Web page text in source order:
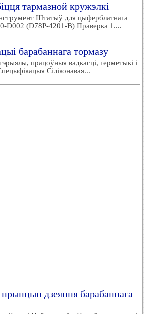
тармазной кружэлкі
Штатыў для цыферблатнага
D002 (D78P-4201-B) Праверка 1....
барабаннага тормазу
працоўныя вадкасці, герметыкі і
Сіліконавая...
прынцып дзеяння барабаннага